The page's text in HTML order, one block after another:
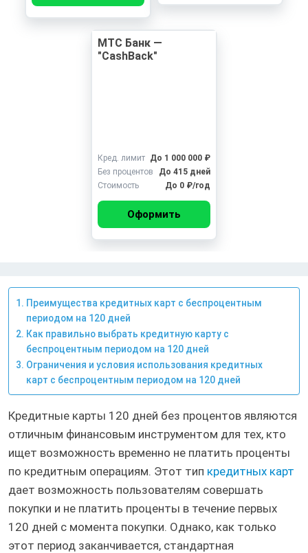
МТС Банк —
"CashBack"
Кред. лимит До 1 000 000 ₽
Без процентов
До 415 дней
Стоимость
До 0 ₽/год
Оформить
Преимущества кредитных карт с беспроцентным
периодом на 120 дней
Как правильно выбрать кредитную карту с
беспроцентным периодом на 120 дней
Ограничения и условия использования кредитных
карт с беспроцентным периодом на 120 дней
Кредитные карты 120 дней без процентов являются
отличным финансовым инструментом для тех, кто
ищет возможность временно не платить проценты
по кредитным операциям. Этот тип кредитных карт
дает возможность пользователям совершать
покупки и не платить проценты в течение первых
120 дней с момента покупки. Однако, как только
этот период заканчивается, стандартная